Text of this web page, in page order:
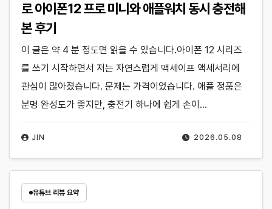
로 아이폰12 프로 미니와 애플워치 동시 충전해
본 후기
2026.05.08
JIN
이 글은 약 4 분 정도면 읽을 수 있습니다.아이폰 12 시리즈
를 쓰기 시작하면서 저는 자연스럽게 맥세이프 액세서리에
관심이 많아졌습니다. 문제는 가격이었습니다. 애플 정품은
분명 완성도가 좋지만, 충전기 하나에 쉽게 손이…
유튜브 리뷰 요약